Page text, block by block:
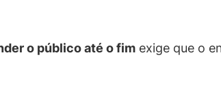
o público até o fim exige que o